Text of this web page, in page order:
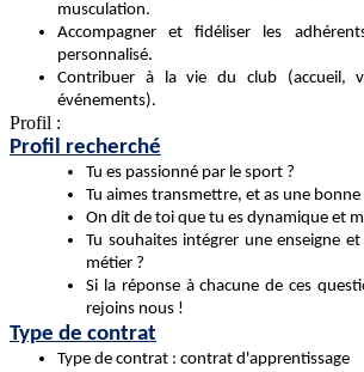
musculation.
Accompagner et fidéliser les
personnalisé.
Contribuer à la vie du club (accueil,
événements).
Profil :
Profil recherché
Tu es passionné par le sport ?
Tu aimes transmettre, et as une
On dit de toi que tu es dynamique et
Tu souhaites intégrer une enseigne
métier ?
Si la réponse à chacune de ces
rejoins nous !
Type de contrat
Type de contrat : contrat d'apprentissage